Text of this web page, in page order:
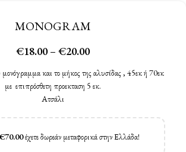
MONOGRAM
€18.00 – €20.00
μονόγραμμα και το μήκος της αλυσίδας , 45εκ ή 70εκ
με επιπρόσθετη προεκταση 5 εκ.
Ατσάλι
70.00έχετε δωρεάν μεταφορικά στην Ελλάδα!